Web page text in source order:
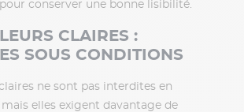
conserver une bonne lisibilité.
CLAIRES :
SOUS CONDITIONS
claires ne sont pas interdites en
elles exigent davantage de